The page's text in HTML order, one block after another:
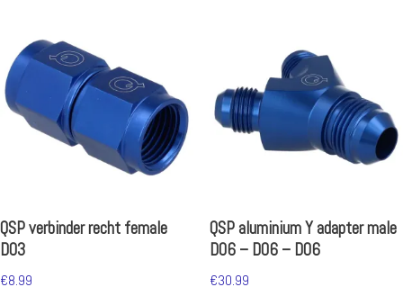
QSP verbinder recht female
D03
€8.99
QSP aluminium Y adapter male
D06 – D06 – D06
€30.99